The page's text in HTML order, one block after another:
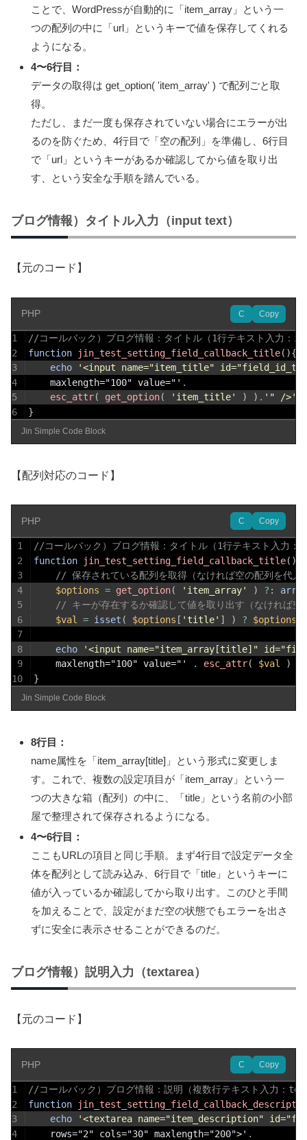
ことで、WordPressが自動的に「item_array」という一
つの配列の中に「url」というキーで値を保存してくれる
ようになる。
4〜6行目：
データの取得は get_option( 'item_array' ) で配列ごと取
得。
ただし、まだ一度も保存されていない場合にエラーが出
るのを防ぐため、4行目で「空の配列」を準備し、6行目
で「url」というキーがあるか確認してから値を取り出
す、という安全な手順を踏んでいる。
ブログ情報）タイトル入力（input text）
【元のコード】
PHP C Copy
1
//コールバック）ブログ情報：タイトル（1行テキスト入力：
2
function jin_test_setting_field_callback_title( ){
3
echo
'<input name="item_title"
4
	maxlength="100" value="'
.
5
esc_attr( get_option( 'item_title' ) ) . '" />'
6
}
Jin Simple Code Block
【配列対応のコード】
PHP C Copy
1
//コールバック）ブログ情報：タイトル（1行テキスト入力
2
function jin_test_setting_field_callback_title( )
3
// 保存されている配列を取得（なければ空の配列を代入
4
$options = get_option( 'item_array' ) ? :
array
5
// キーが存在するか確認して値を取り出す（なければ空
6
$val = isset ( $options [ 'title' ] ) ? $options
7
8
echo
'<input name="item_array[title]"
9
	maxlength="100" value="'
. esc_attr( $val )
10
}
Jin Simple Code Block
8行目：
name属性を「item_array[title]」という形式に変更しま
す。これで、複数の設定項目が「item_array」という一
つの大きな箱（配列）の中に、「title」という名前の小部
屋で整理されて保存されるようになる。
4〜6行目：
ここもURLの項目と同じ手順。まず4行目で設定データ全
体を配列として読み込み、6行目で「title」というキーに
値が入っているか確認してから取り出す。このひと手間
を加えることで、設定がまだ空の状態でもエラーを出さ
ずに安全に表示させることができるのだ。
ブログ情報）説明入力（textarea）
【元のコード】
PHP C Copy
1
//コールバック）ブログ情報：説明（複数行テキスト入力：
2
function
3
echo
'<textarea name="item_description"
4
	rows="2" cols="30" maxlength="200">'
.